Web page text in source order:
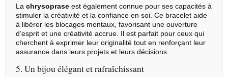
La chrysoprase est également connue pour ses capacités à
stimuler la créativité et la confiance en soi. Ce bracelet aide
à libérer les blocages mentaux, favorisant une ouverture
d’esprit et une créativité accrue. Il est parfait pour ceux qui
cherchent à exprimer leur originalité tout en renforçant leur
assurance dans leurs projets et leurs décisions.
5. Un bijou élégant et rafraîchissant